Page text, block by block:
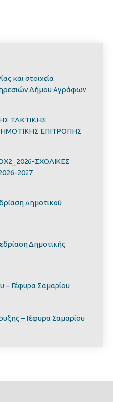
και στοιχεία
Δήμου Αγράφων
ΤΑΚΤΙΚΗΣ
ΕΠΙΤΡΟΠΗΣ
ΣΧΟΛΙΚΕΣ
2027
Δημοτικού
Δημοτικής
– Γέφυρα Σαμαρίoυ
– Γέφυρα Σαμαρίoυ